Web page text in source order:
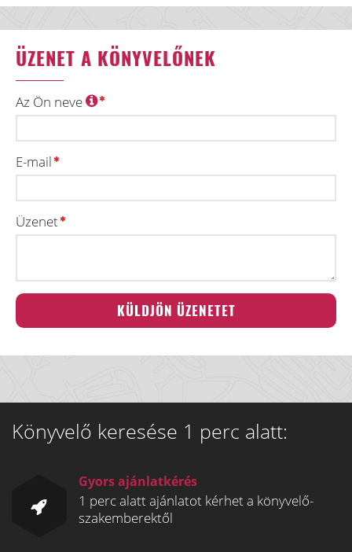
ÜZENET A KÖNYVELŐNEK
Az Ön neve
E-mail
Üzenet
Könyvelő keresése 1 perc alatt:
Gyors ajánlatkérés
1 perc alatt ajánlatot kérhet a könyvelő-
szakemberektől